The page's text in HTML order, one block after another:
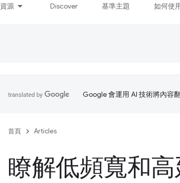
資源 Discover 基準主題 如何使
Google 會運用 AI 技術將內容
首頁 Articles
瞭解低頻寬和